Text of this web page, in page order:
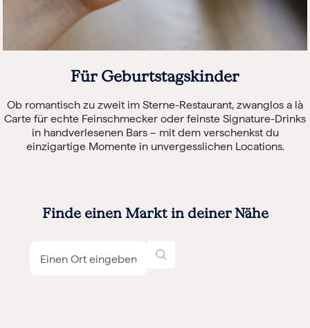
Für Geburtstagskinder
Ob romantisch zu zweit im Sterne-Restaurant, zwanglos a là
Carte für echte Feinschmecker oder feinste Signature-Drinks
in handverlesenen Bars – mit dem verschenkst du
einzigartige Momente in unvergesslichen Locations.
Finde einen Markt in deiner Nähe